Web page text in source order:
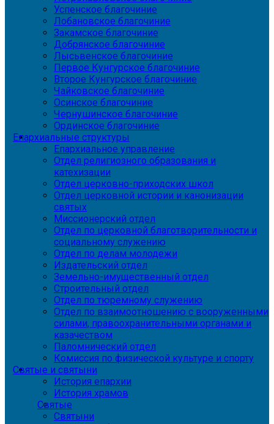
Успенское благочиние
Лобановское благочиние
Закамское благочиние
Добрянское благочиние
Лысьвенское благочиние
Первое Кунгурское благочиние
Второе Кунгурское благочиние
Чайковское благочиние
Осинское благочиние
Чернушинское благочиние
Ординское благочиние
Епархиальные структуры
Епархиальное управление
Отдел религиозного образования и
катехизации
Отдел церковно-приходских школ
Отдел церковной истории и канонизации
святых
Миссионерский отдел
Отдел по церковной благотворительности и
социальному служению
Отдел по делам молодежи
Издательский отдел
Земельно-имущественный отдел
Строительный отдел
Отдел по тюремному служению
Отдел по взаимоотношению с вооруженными
силами, правоохранительными органами и
казачеством
Паломнический отдел
Комиссия по физической культуре и спорту
Святые и святыни
История епархии
История храмов
Святые
Святыни